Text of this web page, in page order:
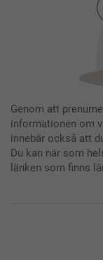
Genom att
informationen om
innebär också att
Du kan när som
länken som finns